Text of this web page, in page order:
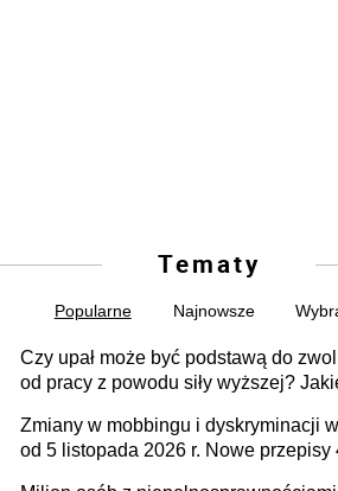
Tematy
Popularne Najnowsze
Czy upał może być podstawą do
od pracy z powodu siły wyższej?
Zmiany w mobbingu i dyskryminacji
od 5 listopada 2026 r. Nowe przepisy